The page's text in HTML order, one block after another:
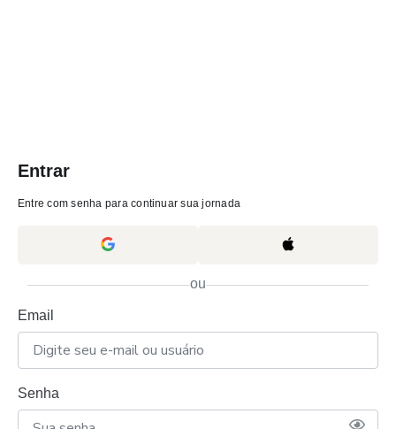
Entrar
Entre com senha para continuar sua jornada
ou
Email
Senha